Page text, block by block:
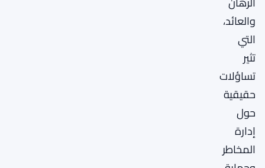
والعائد،
التي
تثير
تساؤلات
حقيقية
حول
إدارة
المخاطر